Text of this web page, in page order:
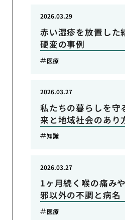
赤い湿疹を放置した
硬変の事例
2026.03.29
医療
私たちの暮らしを守
来と地域社会のあり
2026.03.27
知識
1ヶ月続く喉の痛み
邪以外の不調と病名
2026.03.27
医療